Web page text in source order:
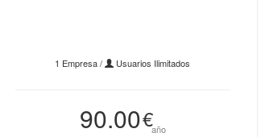
1 Empresa / Usuarios Ilimitados
90.00€año